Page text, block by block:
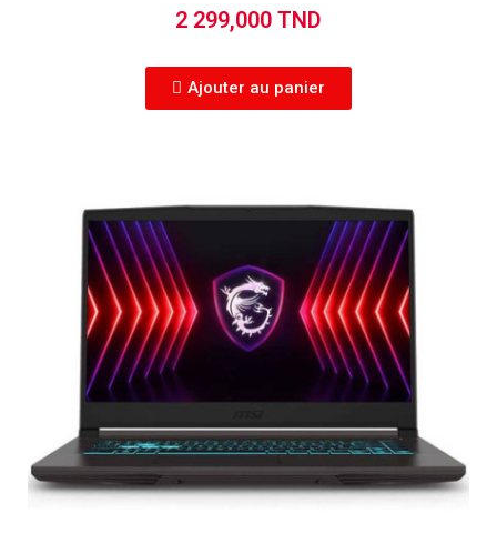
2 299,000 TND
Ajouter au panier